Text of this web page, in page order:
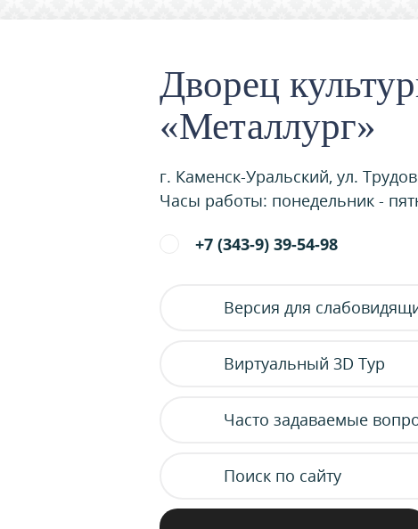
Дворец
«Металлург»
г. Каменск-Уральский, ул.
Часы работы: понедельник -
+7 (343-9) 39-54-98
Версия для
Виртуальный 3D Тур
Часто задаваемые
Поиск по сайту